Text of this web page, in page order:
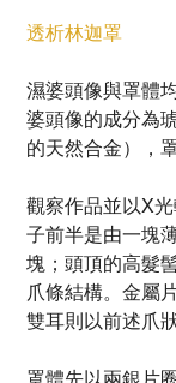
透析林迦罩
濕婆頭像與罩體
婆頭像的成分為
的天然合金），
觀察作品並以X
子前半是由一塊
塊；頭頂的高髮
爪條結構。金屬
雙耳則以前述爪